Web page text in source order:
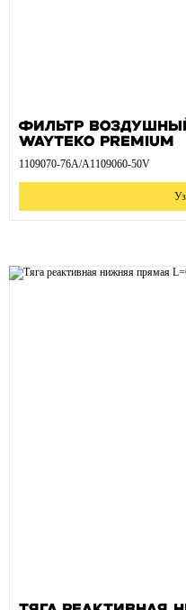
Фильтр
WAYTEKO PREMIUM
1109070-76A/A1109060-50V